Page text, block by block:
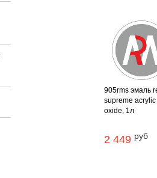
905rms эмаль
supreme
oxide, 1л
2 449 руб